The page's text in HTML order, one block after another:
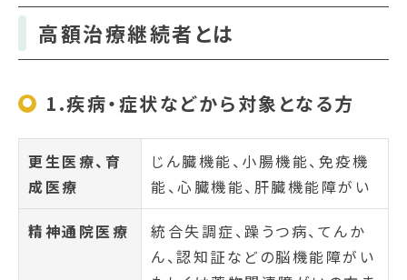
高額治療継続者とは
1.疾病・症状などから対象となる方
更生医療、育
成医療
じん臓機能、小腸機能、免疫機
能、心臓機能、肝臓機能障がい
精神通院医療
統合失調症、躁うつ病、てんか
ん、認知証などの脳機能障がい